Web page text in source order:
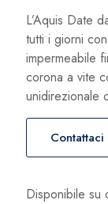
L’Aquis Date
tutti i giorni
impermeabile
corona a vite
unidirezionale
Disponibile su